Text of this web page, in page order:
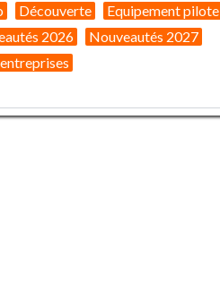
Découverte
Equipement pilote
2026
Nouveautés 2027